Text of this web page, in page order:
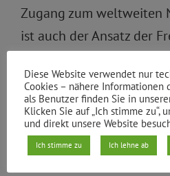
Zugang zum weltweiten
ist auch der Ansatz der
Grünen daher im
durchgesetzt, die
ihres Netzes zu
Diese Website verwendet nur
Cookies – nähere Informationen
als Benutzer finden Sie in
Klicken Sie auf „Ich stimme zu“,
und direkt unsere Website
Ich stimme zu Ich lehne ab